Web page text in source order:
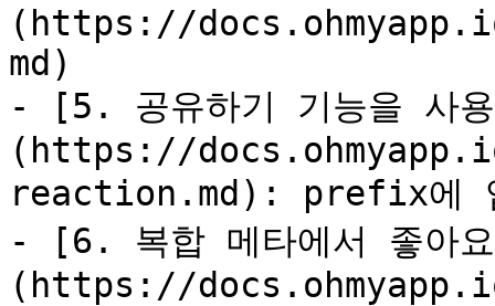
(https://
md)
- [5. 공유하기 기능을 사
(https://
reaction.md): prefix에
- [6. 복합 메타에서 좋아
(https://